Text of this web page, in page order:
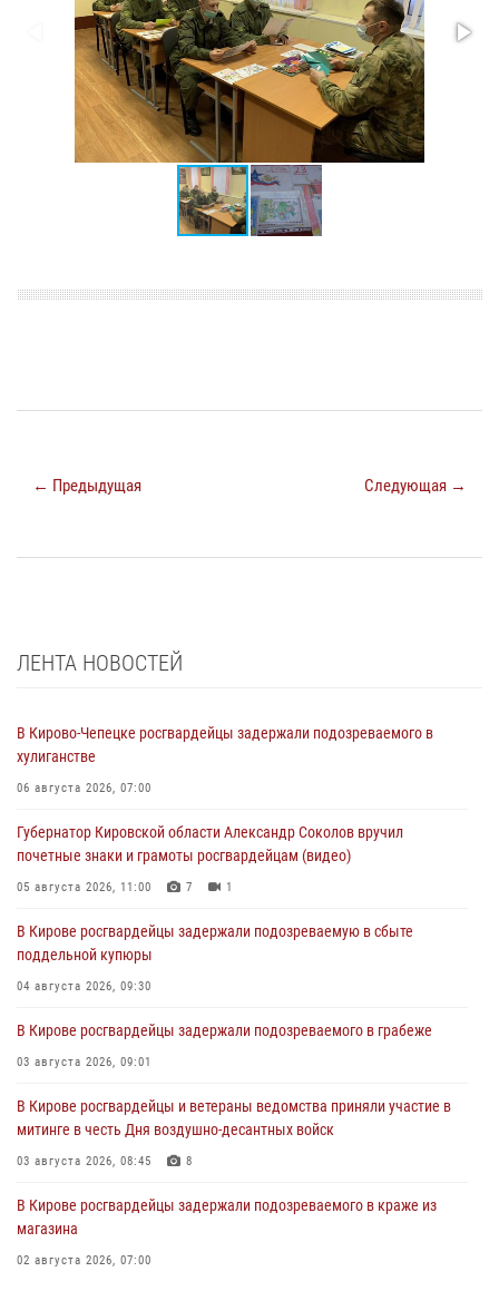
← Предыдущая Следующая →
ЛЕНТА НОВОСТЕЙ
В Кирово-Чепецке росгвардейцы задержали подозреваемого в
хулиганстве
06 августа 2026, 07:00
Губернатор Кировской области Александр Соколов вручил
почетные знаки и грамоты росгвардейцам (видео)
05 августа 2026, 11:00 7 1
В Кирове росгвардейцы задержали подозреваемую в сбыте
поддельной купюры
04 августа 2026, 09:30
В Кирове росгвардейцы задержали подозреваемого в грабеже
03 августа 2026, 09:01
В Кирове росгвардейцы и ветераны ведомства приняли участие в
митинге в честь Дня воздушно-десантных войск
03 августа 2026, 08:45 8
В Кирове росгвардейцы задержали подозреваемого в краже из
магазина
02 августа 2026, 07:00